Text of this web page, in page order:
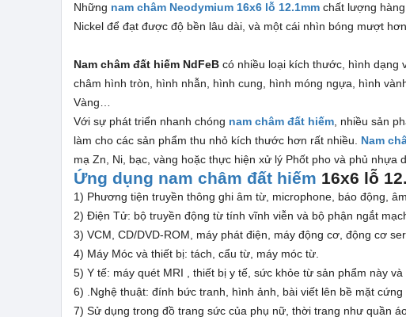
Những nam châm Neodymium 16x6 lỗ 12.1mm chất lượng
Nickel để đạt được độ bền lâu dài, và một cái nhìn bóng mượt hơn
Nam châm đất hiếm NdFeB có nhiều loại kích thước, hình dạng
châm hình tròn, hình nhẫn, hình cung, hình móng ngựa, hình
Vàng…
Với sự phát triển nhanh chóng nam châm đất hiếm, nhiều sản
làm cho các sản phẩm thu nhỏ kích thước hơn rất nhiều. Nam
mạ Zn, Ni, bạc, vàng hoặc thực hiện xử lý Phốt pho và phủ nhựa
Ứng dụng nam châm đất hiếm 16x6 lỗ
1) Phương tiện truyền thông ghi âm từ, microphone, báo động,
2) Điện Tử: bộ truyền động từ tính vĩnh viễn và bộ phận ngắt
3) VCM, CD/DVD-ROM, máy phát điện, máy động cơ, động cơ
4) Máy Móc và thiết bị: tách, cẩu từ, máy móc từ.
5) Y tế: máy quét MRI , thiết bị y tế, sức khỏe từ sản phẩm này
6) .Nghệ thuật: đính bức tranh, hình ảnh, bài viết lên bề mặt cứng
7) Sử dụng trong đồ trang sức của phụ nữ, thời trang như quần